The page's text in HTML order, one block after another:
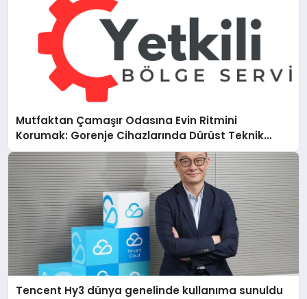
Mutfaktan Çamaşır Odasına Evin Ritmini
Korumak: Gorenje Cihazlarında Dürüst Teknik
Destek Deneyimi
Tencent Hy3 dünya genelinde kullanıma sunuldu